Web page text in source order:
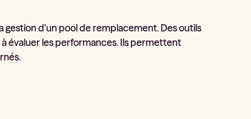
gestion d'un pool de remplacement. Des outils
évaluer les performances. Ils permettent